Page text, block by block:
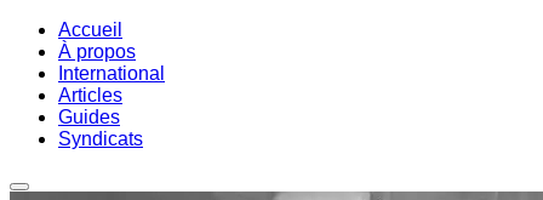
Accueil
À propos
International
Articles
Guides
Syndicats